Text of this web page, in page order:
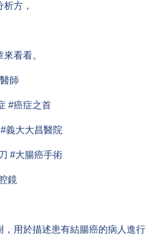
方，
看看。
師
#癌症之首
義大大昌醫院
#大腸癌手術
鏡
，用於描述患有結腸癌的病人進行